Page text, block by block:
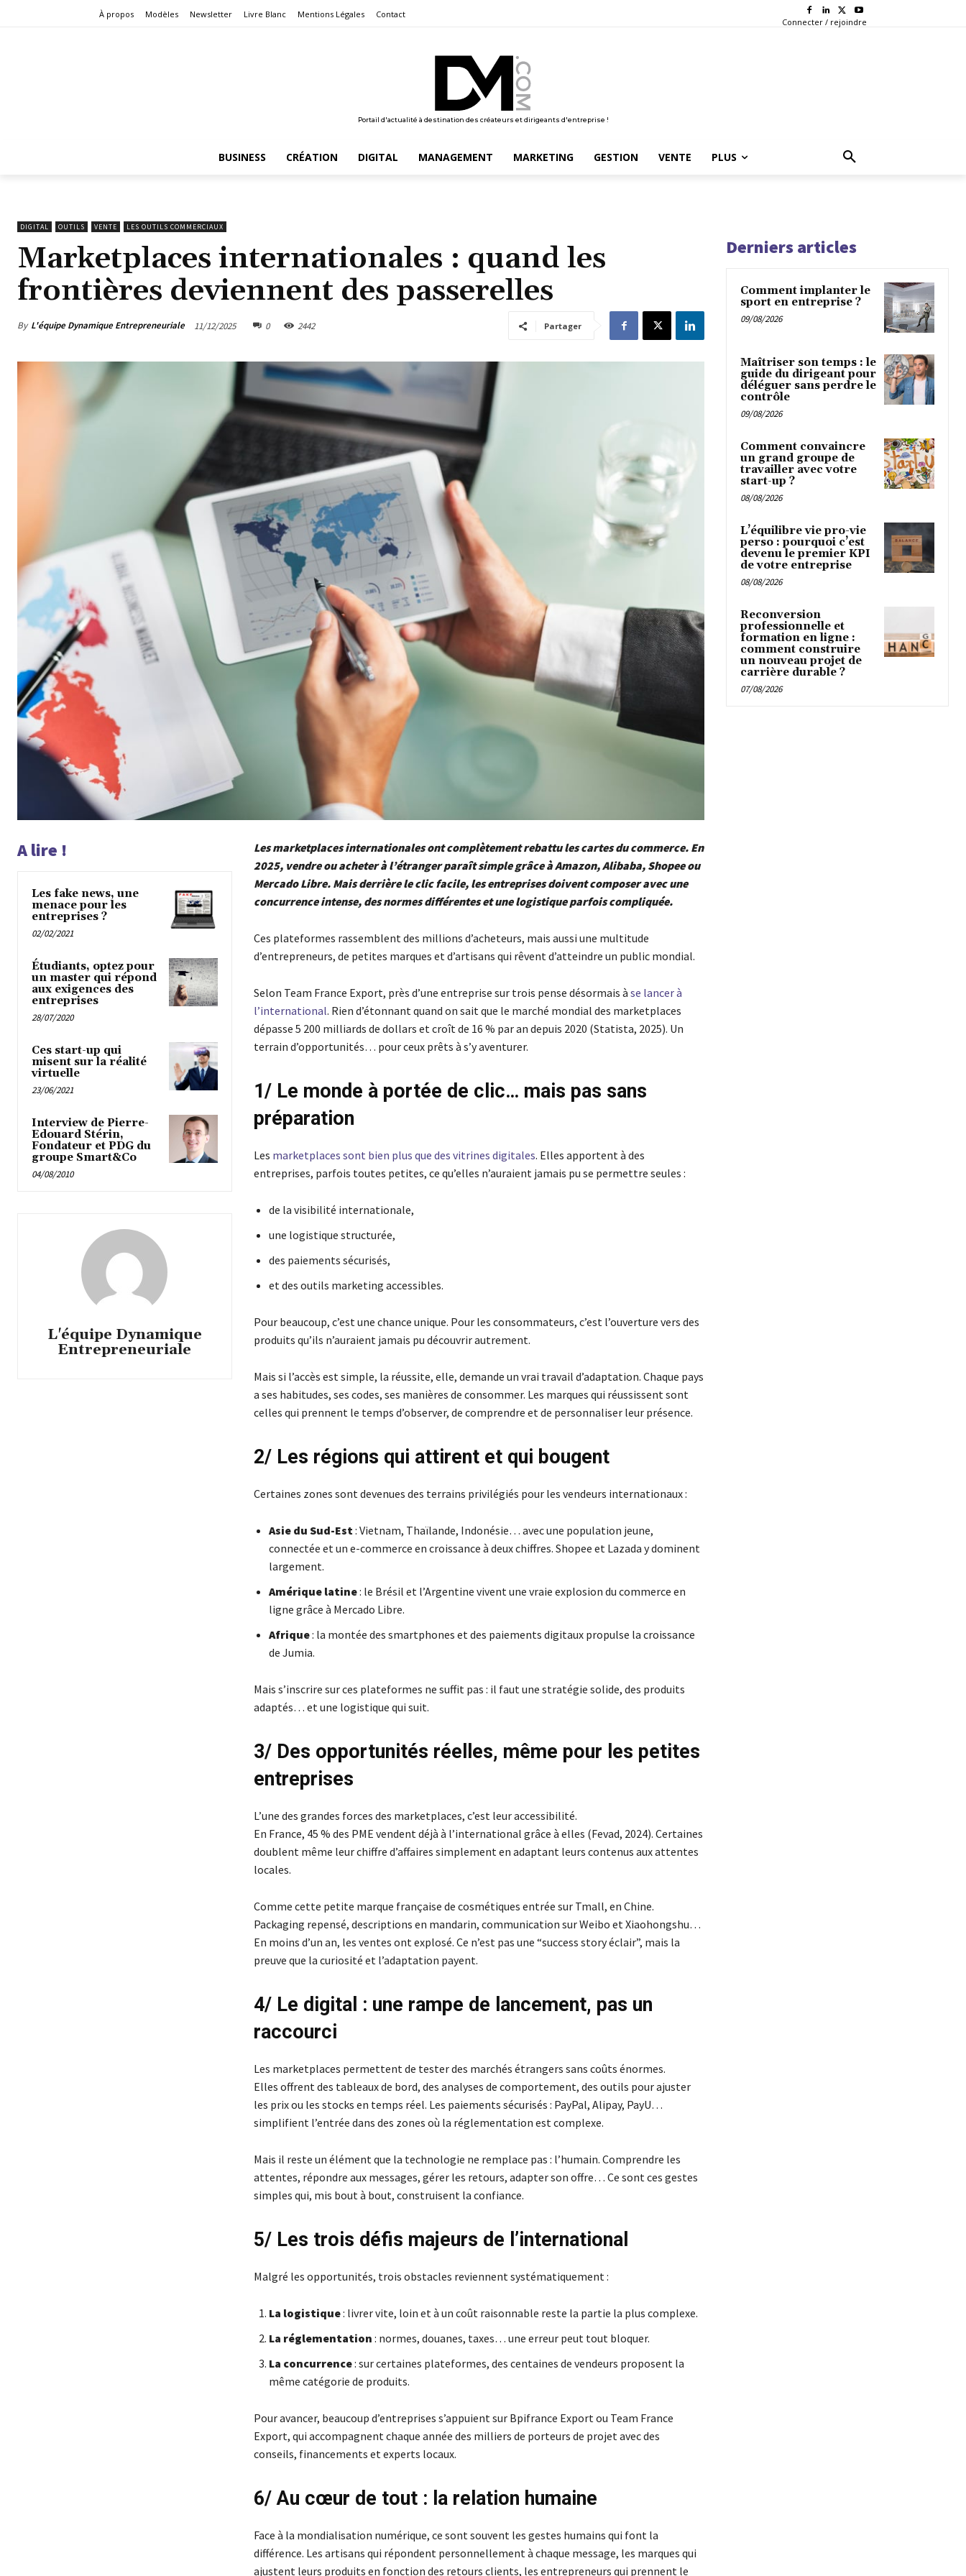
À propos Modèles Newsletter Livre Blanc Mentions Légales Contact
Connecter / rejoindre
Portail d'actualité à destination des créateurs et dirigeants d'entreprise !
BUSINESS CRÉATION DIGITAL MANAGEMENT MARKETING GESTION VENTE PLUS
DIGITAL OUTILS VENTE LES OUTILS COMMERCIAUX
Marketplaces internationales : quand les
frontières deviennent des passerelles
By L'équipe Dynamique Entrepreneuriale 11/12/2025 0 2442 Partager
A lire !
Les fake news, une
menace pour les
entreprises ?
02/02/2021
Étudiants, optez pour
un master qui répond
aux exigences des
entreprises
28/07/2020
Ces start-up qui
misent sur la réalité
virtuelle
23/06/2021
Interview de Pierre-
Edouard Stérin,
Fondateur et PDG du
groupe Smart&Co
04/08/2010
L'équipe Dynamique
Entrepreneuriale
Les marketplaces internationales ont complètement rebattu les cartes du commerce. En
2025, vendre ou acheter à l’étranger paraît simple grâce à Amazon, Alibaba, Shopee ou
Mercado Libre. Mais derrière le clic facile, les entreprises doivent composer avec une
concurrence intense, des normes différentes et une logistique parfois compliquée.
Ces plateformes rassemblent des millions d’acheteurs, mais aussi une multitude
d’entrepreneurs, de petites marques et d’artisans qui rêvent d’atteindre un public mondial.
Selon Team France Export, près d’une entreprise sur trois pense désormais à se lancer à
l’international. Rien d’étonnant quand on sait que le marché mondial des marketplaces
dépasse 5 200 milliards de dollars et croît de 16 % par an depuis 2020 (Statista, 2025). Un
terrain d’opportunités… pour ceux prêts à s’y aventurer.
1/ Le monde à portée de clic… mais pas sans
préparation
Les marketplaces sont bien plus que des vitrines digitales. Elles apportent à des
entreprises, parfois toutes petites, ce qu’elles n’auraient jamais pu se permettre seules :
de la visibilité internationale,
une logistique structurée,
des paiements sécurisés,
et des outils marketing accessibles.
Pour beaucoup, c’est une chance unique. Pour les consommateurs, c’est l’ouverture vers des
produits qu’ils n’auraient jamais pu découvrir autrement.
Mais si l’accès est simple, la réussite, elle, demande un vrai travail d’adaptation. Chaque pays
a ses habitudes, ses codes, ses manières de consommer. Les marques qui réussissent sont
celles qui prennent le temps d’observer, de comprendre et de personnaliser leur présence.
2/ Les régions qui attirent et qui bougent
Certaines zones sont devenues des terrains privilégiés pour les vendeurs internationaux :
Asie du Sud-Est : Vietnam, Thaïlande, Indonésie… avec une population jeune,
connectée et un e-commerce en croissance à deux chiffres. Shopee et Lazada y dominent
largement.
Amérique latine: le Brésil et l’Argentine vivent une vraie explosion du commerce en
ligne grâce à Mercado Libre.
Afrique: la montée des smartphones et des paiements digitaux propulse la croissance
de Jumia.
Mais s’inscrire sur ces plateformes ne suffit pas : il faut une stratégie solide, des produits
adaptés… et une logistique qui suit.
3/ Des opportunités réelles, même pour les petites
entreprises
L’une des grandes forces des marketplaces, c’est leur accessibilité.
En France, 45 % des PME vendent déjà à l’international grâce à elles (Fevad, 2024). Certaines
doublent même leur chiffre d’affaires simplement en adaptant leurs contenus aux attentes
locales.
Comme cette petite marque française de cosmétiques entrée sur Tmall, en Chine.
Packaging repensé, descriptions en mandarin, communication sur Weibo et Xiaohongshu…
En moins d’un an, les ventes ont explosé. Ce n’est pas une “success story éclair”, mais la
preuve que la curiosité et l’adaptation payent.
4/ Le digital : une rampe de lancement, pas un
raccourci
Les marketplaces permettent de tester des marchés étrangers sans coûts énormes.
Elles offrent des tableaux de bord, des analyses de comportement, des outils pour ajuster
les prix ou les stocks en temps réel. Les paiements sécurisés : PayPal, Alipay, PayU…
simplifient l’entrée dans des zones où la réglementation est complexe.
Mais il reste un élément que la technologie ne remplace pas : l’humain. Comprendre les
attentes, répondre aux messages, gérer les retours, adapter son offre… Ce sont ces gestes
simples qui, mis bout à bout, construisent la confiance.
5/ Les trois défis majeurs de l’international
Malgré les opportunités, trois obstacles reviennent systématiquement :
La logistique: livrer vite, loin et à un coût raisonnable reste la partie la plus complexe.
La réglementation : normes, douanes, taxes… une erreur peut tout bloquer.
La concurrence: sur certaines plateformes, des centaines de vendeurs proposent la
même catégorie de produits.
Pour avancer, beaucoup d’entreprises s’appuient sur Bpifrance Export ou Team France
Export, qui accompagnent chaque année des milliers de porteurs de projet avec des
conseils, financements et experts locaux.
6/ Au cœur de tout : la relation humaine
Face à la mondialisation numérique, ce sont souvent les gestes humains qui font la
différence. Les artisans qui répondent personnellement à chaque message, les marques qui
ajustent leurs produits en fonction des retours clients, les entrepreneurs qui prennent le
Derniers articles
Comment implanter le
sport en entreprise ?
09/08/2026
Maîtriser son temps : le
guide du dirigeant pour
déléguer sans perdre le
contrôle
09/08/2026
Comment convaincre
un grand groupe de
travailler avec votre
start-up ?
08/08/2026
L’équilibre vie pro-vie
perso : pourquoi c’est
devenu le premier KPI
de votre entreprise
08/08/2026
Reconversion
professionnelle et
formation en ligne :
comment construire
un nouveau projet de
carrière durable ?
07/08/2026